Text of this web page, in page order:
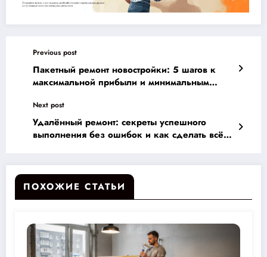
Previous post
Пакетный ремонт новостройки: 5 шагов к
максимальной прибыли и минимальным
Next post
Удалённый ремонт: секреты успешного
выполнения без ошибок и как сделать всё
ПОХОЖИЕ СТАТЬИ